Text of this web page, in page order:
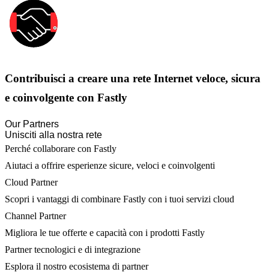
Contribuisci a creare una rete Internet veloce, sicura
e coinvolgente con Fastly
Our Partners
Unisciti alla nostra rete
Perché collaborare con Fastly
Aiutaci a offrire esperienze sicure, veloci e coinvolgenti
Cloud Partner
Scopri i vantaggi di combinare Fastly con i tuoi servizi cloud
Channel Partner
Migliora le tue offerte e capacità con i prodotti Fastly
Partner tecnologici e di integrazione
Esplora il nostro ecosistema di partner